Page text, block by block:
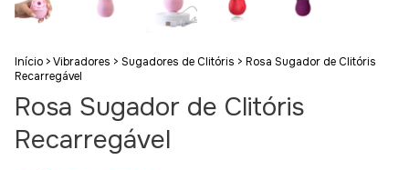
Início >Vibradores > Sugadores de Clitóris > Rosa Sugador de Clitóris
Recarregável
Rosa Sugador de Clitóris
Recarregável